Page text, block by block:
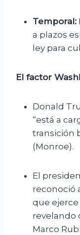
Temporal:
a plazos
ley para
El factor
Donald
“está a
transición
(Monroe).
El
reconoció
que
revelando
Marco